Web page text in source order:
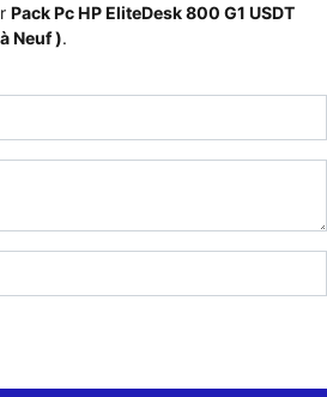
au
Pack Pc HP EliteDesk 800 G1 USDT
Neuf ).